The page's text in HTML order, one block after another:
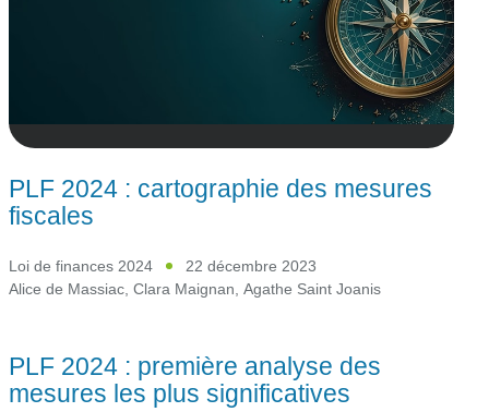
PLF 2024 : cartographie des mesures
fiscales
Loi de finances 2024
22 décembre 2023
Alice de Massiac, Clara Maignan, Agathe Saint Joanis
PLF 2024 : première analyse des
mesures les plus significatives